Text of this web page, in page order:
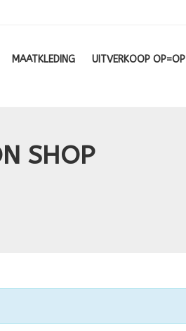
MAATKLEDING UITVERKOOP OP=OP
SHOP